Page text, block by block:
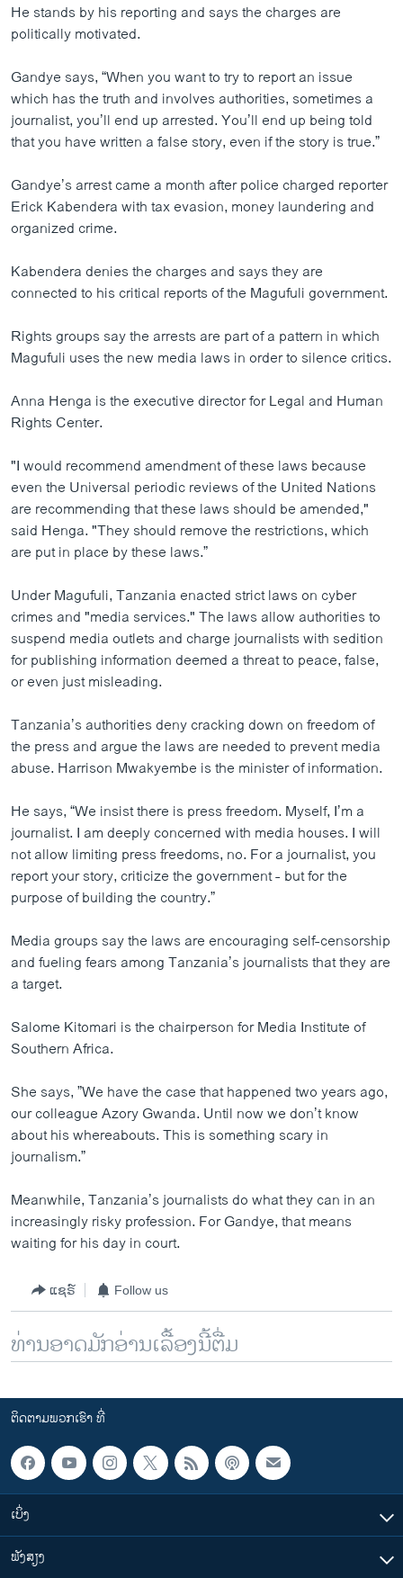
He stands by his reporting and says the charges are
politically motivated.
Gandye says, “When you want to try to report an issue
which has the truth and involves authorities, sometimes a
journalist, you’ll end up arrested. You’ll end up being told
that you have written a false story, even if the story is true.”
Gandye’s arrest came a month after police charged reporter
Erick Kabendera with tax evasion, money laundering and
organized crime.
Kabendera denies the charges and says they are
connected to his critical reports of the Magufuli government.
Rights groups say the arrests are part of a pattern in which
Magufuli uses the new media laws in order to silence critics.
Anna Henga is the executive director for Legal and Human
Rights Center.
"I would recommend amendment of these laws because
even the Universal periodic reviews of the United Nations
are recommending that these laws should be amended,"
said Henga. "They should remove the restrictions, which
are put in place by these laws.”
Under Magufuli, Tanzania enacted strict laws on cyber
crimes and "media services." The laws allow authorities to
suspend media outlets and charge journalists with sedition
for publishing information deemed a threat to peace, false,
or even just misleading.
Tanzania’s authorities deny cracking down on freedom of
the press and argue the laws are needed to prevent media
abuse. Harrison Mwakyembe is the minister of information.
He says, “We insist there is press freedom. Myself, I’m a
journalist. I am deeply concerned with media houses. I will
not allow limiting press freedoms, no. For a journalist, you
report your story, criticize the government - but for the
purpose of building the country.”
Media groups say the laws are encouraging self-censorship
and fueling fears among Tanzania’s journalists that they are
a target.
Salome Kitomari is the chairperson for Media Institute of
Southern Africa.
She says, ”We have the case that happened two years ago,
our colleague Azory Gwanda. Until now we don’t know
about his whereabouts. This is something scary in
journalism.”
Meanwhile, Tanzania’s journalists do what they can in an
increasingly risky profession. For Gandye, that means
waiting for his day in court.
ແຊຣ໌ Follow us
ທ່ານອາດມັກອ່ານເລື້ອງນີ້ຕື່ມ
ຕິດຕາມພວກເຮົາ ທີ່
ເບິ່ງ
ຟັງສຽງ